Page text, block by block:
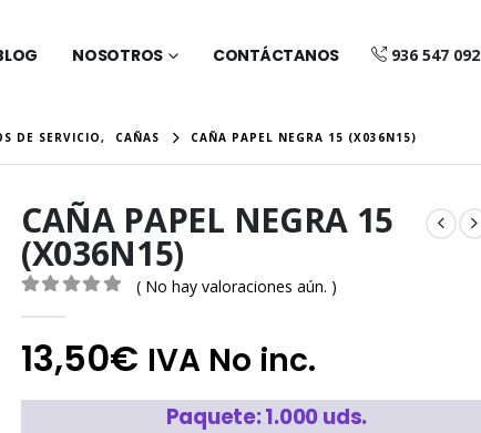
NOSOTROS CONTÁCTANOS 936 547 092
DE SERVICIO, CAÑAS CAÑA PAPEL NEGRA 15 (X036N15)
CAÑA PAPEL NEGRA 15
(X036N15)
( No hay valoraciones aún. )
13,50€ IVA No inc.
Paquete: 1.000 uds.